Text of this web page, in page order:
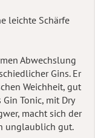
leichte Schärfe
Abwechslung
Gins. Er
Weichheit, gut
Tonic, mit Dry
macht sich der
unglaublich gut.